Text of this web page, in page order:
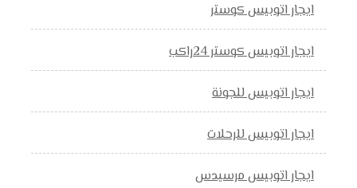
ايجار اتوبيس كوستر
ايجار اتوبيس كوستر 24راكب
ايجار اتوبيس للجونة
ايجار اتوبيس للرحلات
ايجار اتوبيس مرسيدس